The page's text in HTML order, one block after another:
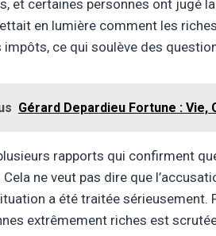
et certaines personnes ont jugé
en lumière comment les
impôts, ce qui soulève des
Gérard Depardieu Fortune :
rapports qui confirment
Cela ne veut pas dire que
a été traitée sérieusement.
extrêmement riches est